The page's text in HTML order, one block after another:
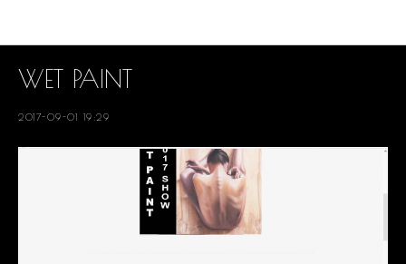
WET PAINT
2017-09-01 19:29